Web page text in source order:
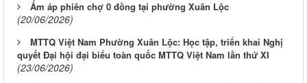
Ấm áp phiên chợ 0 đồng tại phường Xuân Lộc
(20/06/2026)
MTTQ Việt Nam Phường Xuân Lộc: Học tập, triển khai Nghị
quyết Đại hội đại biểu toàn quốc MTTQ Việt Nam lần thứ XI
(23/06/2026)